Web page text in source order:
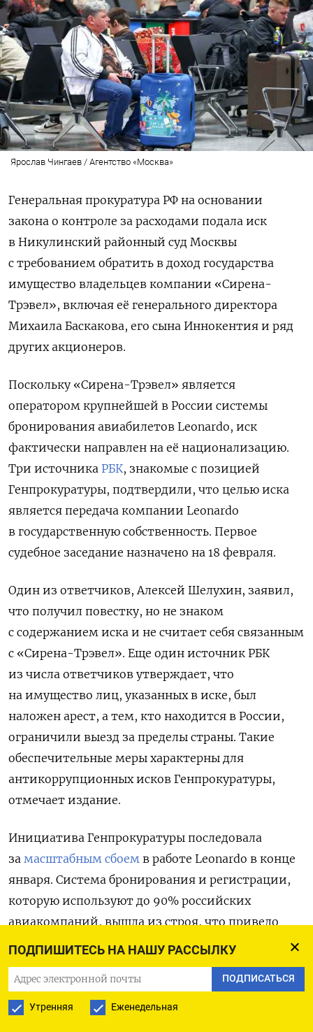
ПОДПИШИТЕСЬ НА НАШУ РАССЫЛКУ
ПОДПИСАТЬСЯ
Утренняя Еженедельная
Ярослав Чингаев / Агентство «Москва»
Генеральная прокуратура РФ на основании
закона о контроле за расходами подала иск
в Никулинский районный суд Москвы
с требованием обратить в доход государства
имущество владельцев компании «Сирена-
Трэвел», включая её генерального директора
Михаила Баскакова, его сына Иннокентия и ряд
других акционеров.
Поскольку «Сирена-Трэвел» является
оператором крупнейшей в России системы
бронирования авиабилетов Leonardo, иск
фактически направлен на её национализацию.
Три источника РБК, знакомые с позицией
Генпрокуратуры, подтвердили, что целью иска
является передача компании Leonardo
в государственную собственность. Первое
судебное заседание назначено на 18 февраля.
Один из ответчиков, Алексей Шелухин, заявил,
что получил повестку, но не знаком
с содержанием иска и не считает себя связанным
с «Сирена-Трэвел». Еще один источник РБК
из числа ответчиков утверждает, что
на имущество лиц, указанных в иске, был
наложен арест, а тем, кто находится в России,
ограничили выезд за пределы страны. Такие
обеспечительные меры характерны для
антикоррупционных исков Генпрокуратуры,
отмечает издание.
Инициатива Генпрокуратуры последовала
за масштабным сбоем в работе Leonardo в конце
января. Система бронирования и регистрации,
которую используют до 90% российских
авиакомпаний, вышла из строя, что привело
к остановке онлайн-продаж билетов
«дочка» «Победа» были вынуждены перенести
и отменить ряд рейсов, а другие перевозчики,